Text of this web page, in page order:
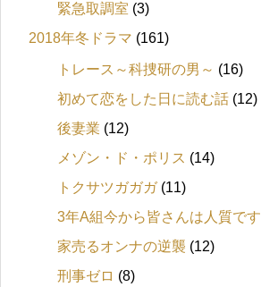
緊急取調室 (3)
2018年冬ドラマ (161)
トレース～科捜研の男～ (16)
初めて恋をした日に読む話 (12)
後妻業 (12)
メゾン・ド・ポリス (14)
トクサツガガガ(11)
3年A組今から皆さんは人質です
家売るオンナの逆襲 (12)
刑事ゼロ (8)